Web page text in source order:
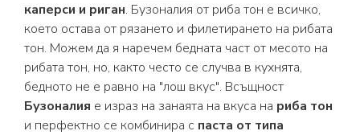
каперси и риган. Бузоналия от риба тон е всичко,
което остава от рязането и филетирането на рибата
тон. Можем да я наречем бедната част от месото на
рибата тон, но, както често се случва в кухнята,
бедното не е равно на "лош вкус". Всъщност
Бузоналия е израз на занаята на вкуса на риба тон
и перфектно се комбинира с паста от типа